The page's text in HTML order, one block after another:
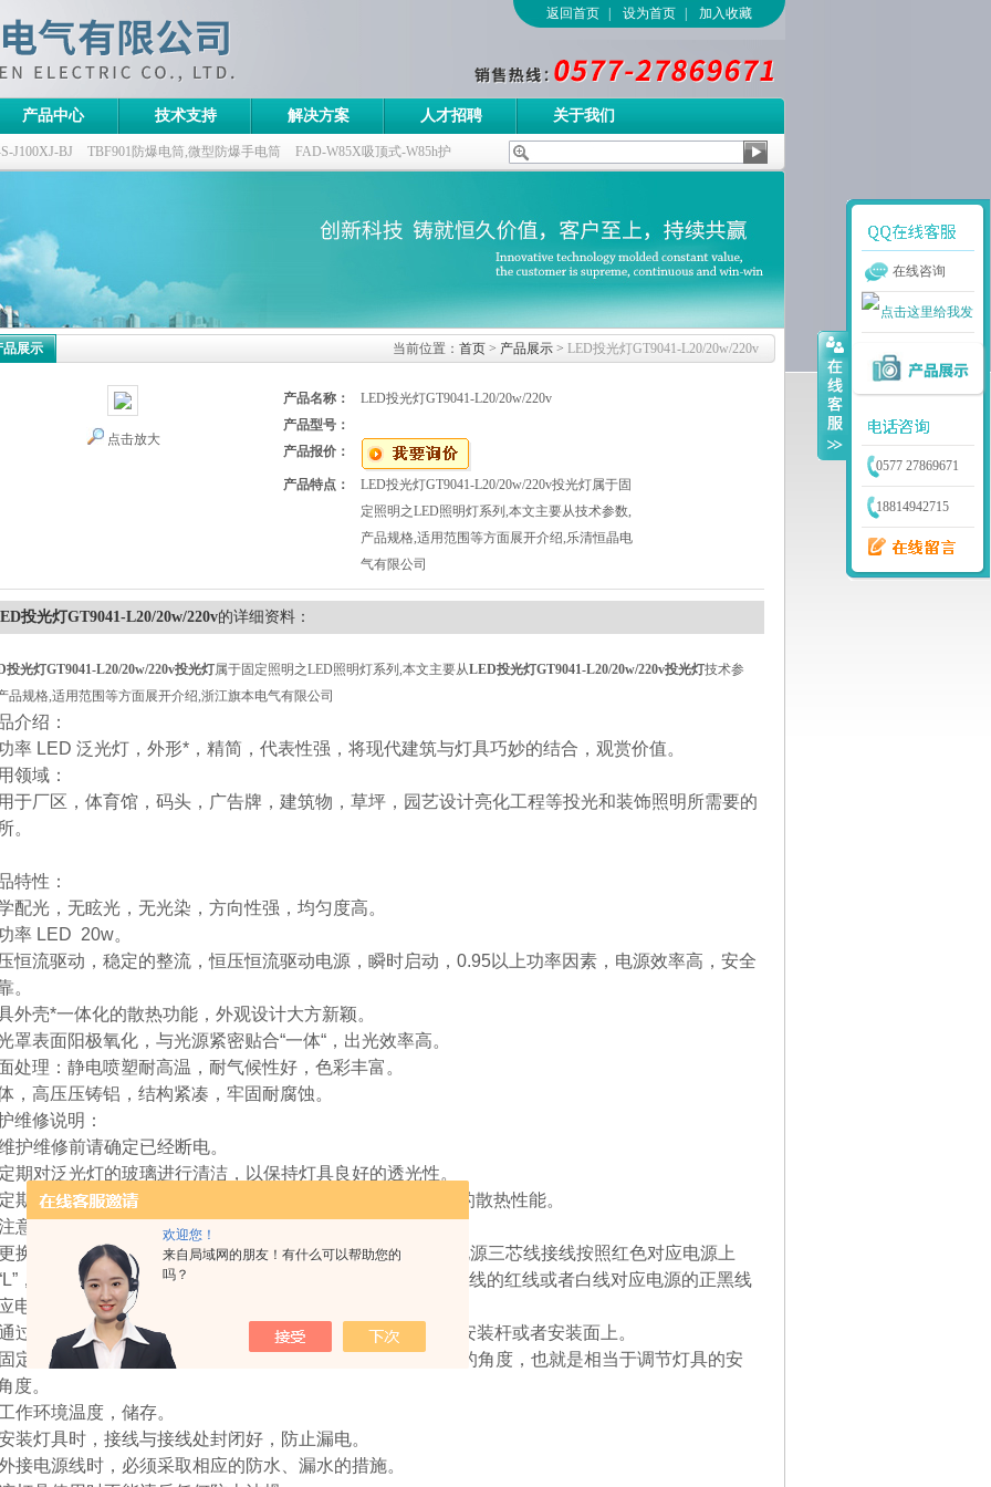
欢迎您！
来自局域网的朋友！有什么可以帮助您的
吗？
返回首页 设为首页 加入收藏
产品中心 技术支持 解决方案 人才招聘 关于我们
J100XJ-BJ TBF901防爆电筒,微型防爆手电筒 FAD-W85X吸顶式-W85h护
品展示 当前位置： 首页 > 产品展示 > LED投光灯GT9041-L20/20w/220v
点击放大
产品名称：
LED投光灯GT9041-L20/20w/220v
产品型号：
产品报价：
产品特点：
LED投光灯GT9041-L20/20w/220v投光灯属于固
定照明之LED照明灯系列,本文主要从技术参数,
产品规格,适用范围等方面展开介绍,乐清恒晶电
气有限公司
投光灯GT9041-L20/20w/220v的详细资料：
投光灯GT9041-L20/20w/220v投光灯属于固定照明之LED照明灯系列,本文主要从LED投光灯GT9041-L20/20w/220v投光灯技术参
品规格,适用范围等方面展开介绍,浙江旗本电气有限公司
介绍：
率 LED 泛光灯，外形*，精简，代表性强，将现代建筑与灯具巧妙的结合，观赏价值。
领域：
于厂区，体育馆，码头，广告牌，建筑物，草坪，园艺设计亮化工程等投光和装饰照明所需要的
。
特性：
配光，无眩光，无光染，方向性强，均匀度高。
率 LED 20w。
恒流驱动，稳定的整流，恒压恒流驱动电源，瞬时启动，0.95以上功率因素，电源效率高，安全
。
外壳*一体化的散热功能，外观设计大方新颖。
罩表面阳极氧化，与光源紧密贴合“一体“，出光效率高。
处理：静电喷塑耐高温，耐气候性好，色彩丰富。
，高压压铸铝，结构紧凑，牢固耐腐蚀。
维修说明：
护维修前请确定已经断电。
期对泛光灯的玻璃进行清洁，以保持灯具良好的透光性。
期对泛光灯的外壳及散热器的灰尘进行清洁，以保持良好的散热性能。
意不要用水或者腐蚀性强的溶液进行清洁，用干抹布。
换电源时，可直接用螺丝刀打开后盖后，取出电源，AC 电源三芯线接线按照红色对应电源上
， 蓝色对应电源上的“N”,黄绿色或者黄色对应“ ”，DC 电源线的红线或者白线对应电源的正黑线
电源的负极，注意正负极不要接反。
过产品安装支架上的φ5mm 安装孔位可直接用螺丝固定与安装杆或者安装面上。
定好产品上之后，可以将螺丝 1A,1b 调松，然后转换支架的角度，也就是相当于调节灯具的安
度。
作环境温度，储存。
装灯具时，接线与接线处封闭好，防止漏电。
接电源线时，必须采取相应的防水、漏水的措施。
在线咨询
0577 27869671
18814942715